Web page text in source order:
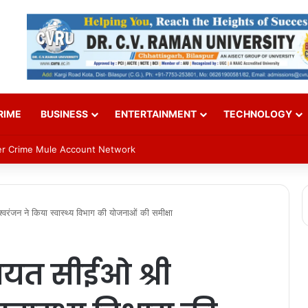
BUSINESS ENTERTAINMENT TECHNOLOGY
Crime Mule Account Network
ने किया स्वास्थ्य विभाग की योजनाओं की समीक्षा
सीईओ श्री